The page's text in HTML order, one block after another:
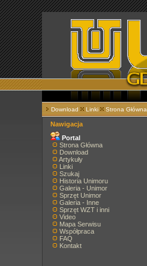
Download Linki Strona Główna
Nawigacja
Portal
Strona Główna
Download
Artykuły
Linki
Szukaj
Historia Unimoru
Galeria - Unimor
Sprzęt Unimor
Galeria - Inne
Sprzęt WZT i inni
Video
Mapa Serwisu
Współpraca
FAQ
Kontakt